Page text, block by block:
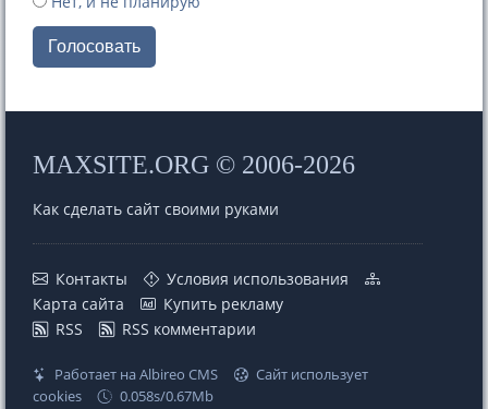
Голосовать
MAXSITE.ORG © 2006-2026
Как сделать сайт своими руками
Контакты
Условия использования
Карта сайта
Купить рекламу
RSS
RSS комментарии
Работает на Albireo CMS
Сайт использует
cookies
0.058s/0.67Mb